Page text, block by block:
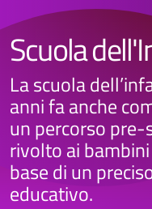
Scuola
La scuola
anni fa anche
un percorso
rivolto ai
base di un
educativo.